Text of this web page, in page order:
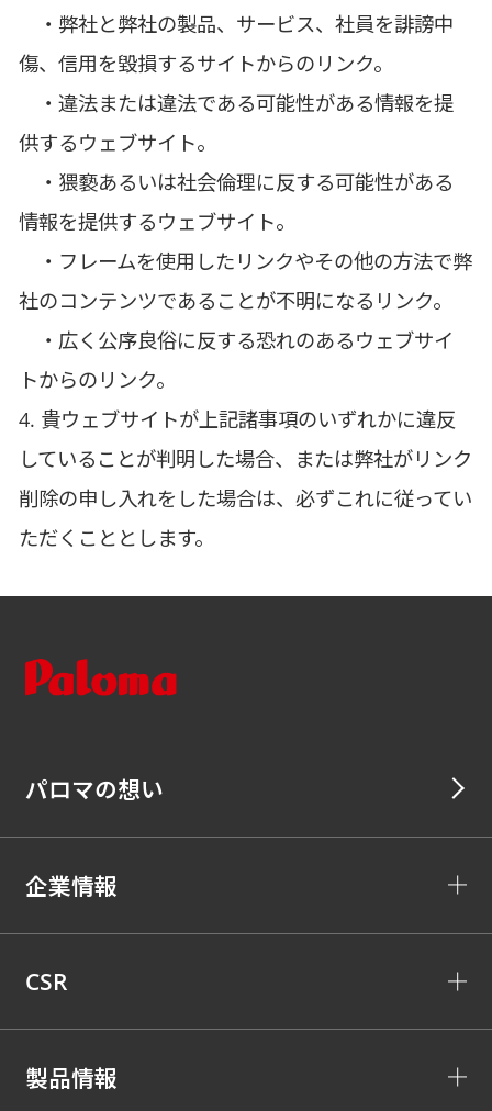
・弊社と弊社の製品、サービス、社員を誹謗中
傷、信用を毀損するサイトからのリンク。
・違法または違法である可能性がある情報を提
供するウェブサイト。
・猥褻あるいは社会倫理に反する可能性がある
情報を提供するウェブサイト。
・フレームを使用したリンクやその他の方法で弊
社のコンテンツであることが不明になるリンク。
・広く公序良俗に反する恐れのあるウェブサイ
トからのリンク。
4. 貴ウェブサイトが上記諸事項のいずれかに違反
していることが判明した場合、または弊社がリンク
削除の申し入れをした場合は、必ずこれに従ってい
ただくこととします。
パロマの想い
企業情報
CSR
製品情報